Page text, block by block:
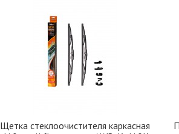
Щетка стеклоочистителя каркасная